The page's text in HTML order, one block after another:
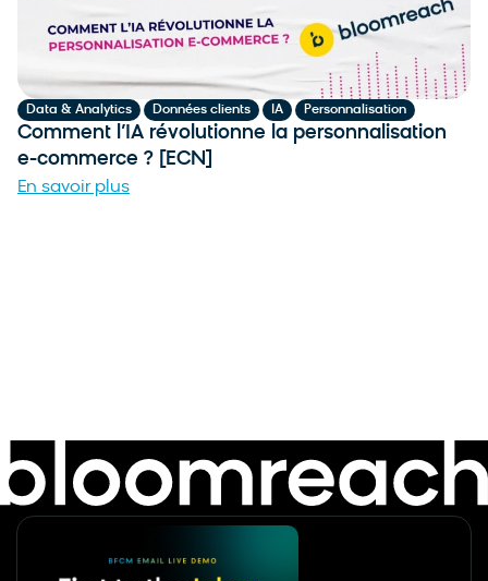
Data & Analytics Données clients IA Personnalisation
Comment l’IA révolutionne la personnalisation
e-commerce ? [ECN]
En savoir plus